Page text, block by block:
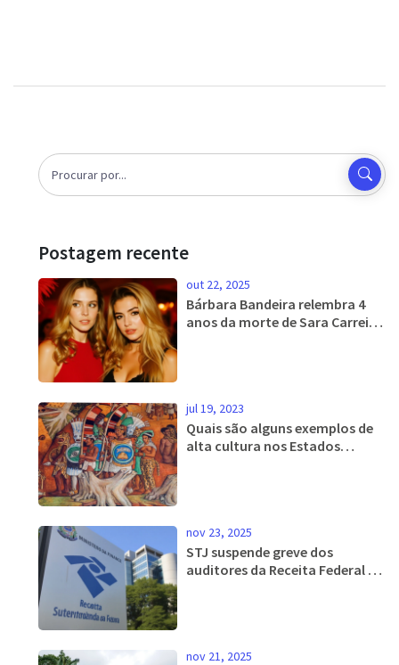
Postagem recente
out 22, 2025
Bárbara Bandeira relembra 4
anos da morte de Sara Carreira
jul 19, 2023
Quais são alguns exemplos de
alta cultura nos Estados
nov 23, 2025
STJ suspende greve dos
auditores da Receita Federal e
nov 21, 2025